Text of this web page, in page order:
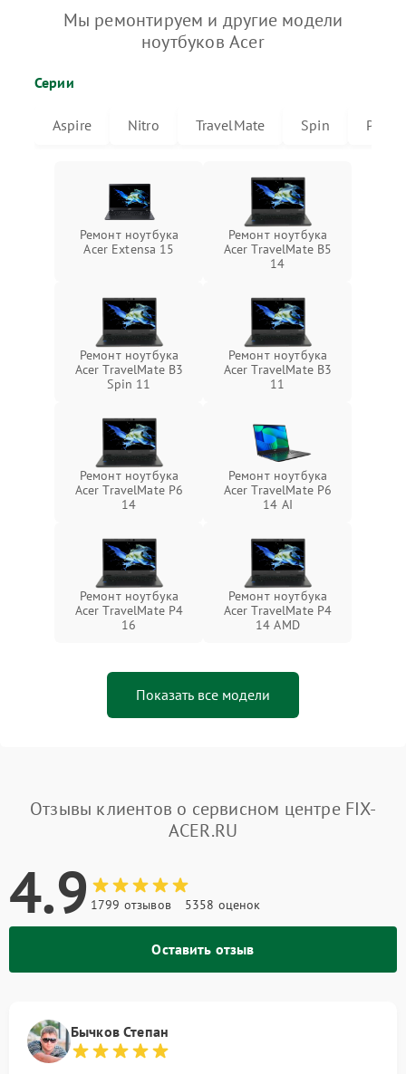
Мы ремонтируем и другие модели
ноутбуков Acer
Серии
Aspire Nitro TravelMate Spin
Ремонт ноутбука
Acer Extensa 15
Ремонт ноутбука
Acer TravelMate B5
14
Ремонт ноутбука
Acer TravelMate B3
Spin 11
Ремонт ноутбука
Acer TravelMate B3
11
Ремонт ноутбука
Acer TravelMate P6
14
Ремонт ноутбука
Acer TravelMate P6
14 AI
Ремонт ноутбука
Acer TravelMate P4
16
Ремонт ноутбука
Acer TravelMate P4
14 AMD
Показать все модели
Отзывы клиентов о сервисном центре FIX-
ACER.RU
4.9 1799 отзывов 5358 оценок
Оставить отзыв
Бычков Степан